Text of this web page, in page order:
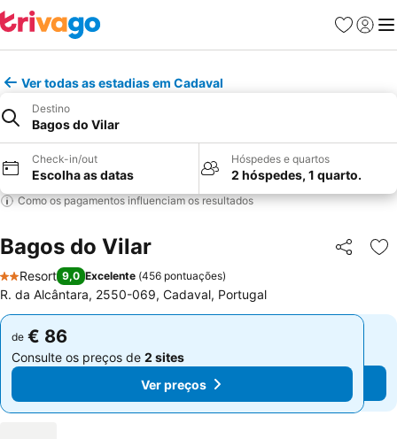
Favoritos
Iniciar
Ver todas as estadias em Cadaval
Destino
Bagos do Vilar
Check-in/out
Escolha as datas
Hóspedes e quartos
2 hóspedes, 1 quarto.
Como os pagamentos influenciam os resultados
Bagos do Vilar Partilhar
2 Estrelas
Resort 9,0 Excelente (456 pontuações)
R. da Alcântara, 2550-069, Cadaval, Portugal
de € 86
Consulte os preços de 2 sites
Ver preços
de € 86
Consulte os preços de 2 sites
Ver preços